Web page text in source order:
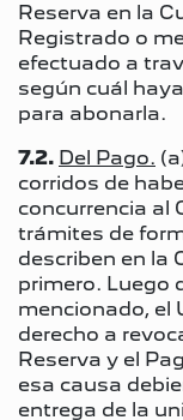
Reserva en la
Registrado o
efectuado a
según cuál
para abonarla.
7.2. Del Pago.
corridos de
concurrencia al
trámites de
describen en la
primero. Luego
mencionado, el
derecho a
Reserva y el
esa causa
entrega de la